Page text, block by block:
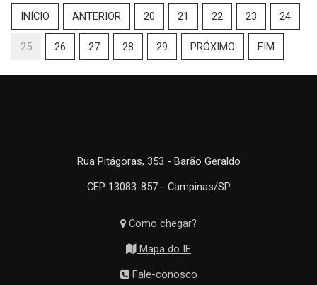
INÍCIO ANTERIOR 20 21 22 23 24
25 26 27 28 29 PRÓXIMO FIM
Rua Pitágoras, 353 - Barão Geraldo
CEP 13083-857 - Campinas/SP
Como chegar?
Mapa do IE
Fale-conosco